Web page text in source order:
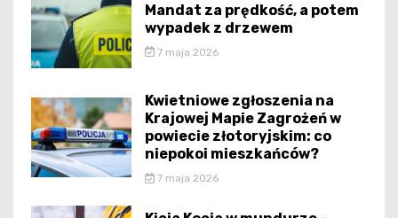
Mandat za prędkość, a potem
wypadek z drzewem
7 maja 2026
Kwietniowe zgłoszenia na
Krajowej Mapie Zagrożeń w
powiecie złotoryjskim: co
niepokoi mieszkańców?
7 maja 2026